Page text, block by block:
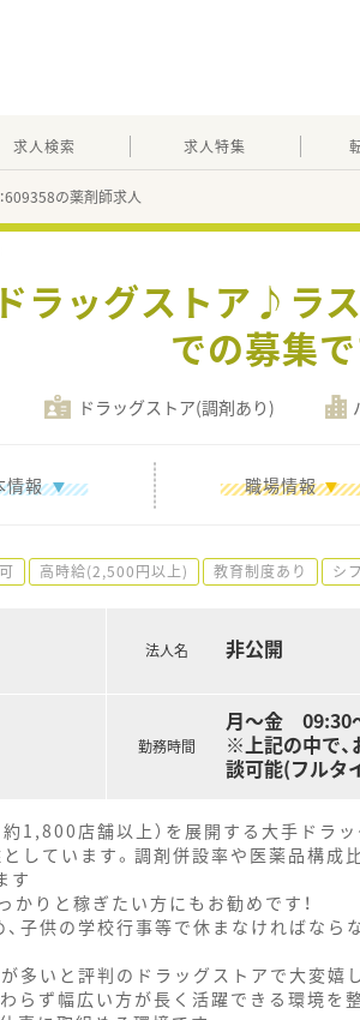
求人検索 求人特集
609358の薬剤師求人
ドラッグストア♪
での募集
ドラッグストア(調剤あり)
情報 職場情報
高時給(2,500円以上) 教育制度あり シ
法人名 非公開
勤務時間
月～金 09:30
※上記の中で、
談可能(フルタ
1,800店舗以上）を展開する大手ドラ
しています。調剤併設率や医薬品構成
す
りと稼ぎたい方にもお勧めです！
子供の学校行事等で休まなければなら
多いと評判のドラッグストアで大変嬉
らず幅広い方が長く活躍できる環境を